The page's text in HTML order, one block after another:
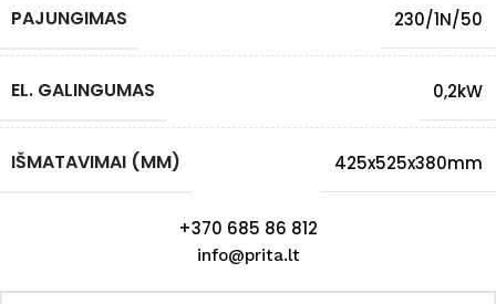
PAJUNGIMAS 230/1N/50
EL. GALINGUMAS 0,2kW
IŠMATAVIMAI (MM) 425x525x380mm
+370 685 86 812
info@prita.lt